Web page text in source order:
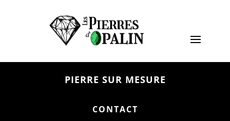
PIERRE SUR MESURE
CONTACT